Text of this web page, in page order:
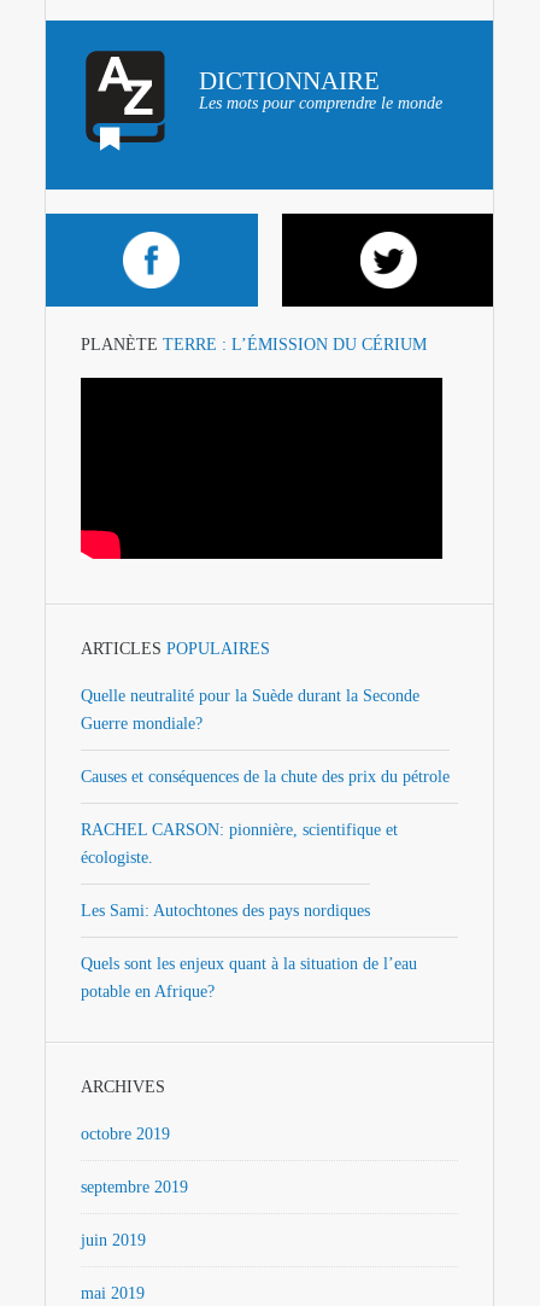
DICTIONNAIRE
Les mots pour comprendre le monde
PLANÈTE TERRE : L’ÉMISSION DU CÉRIUM
ARTICLES POPULAIRES
Quelle neutralité pour la Suède durant la Seconde
Guerre mondiale?
Causes et conséquences de la chute des prix du pétrole
RACHEL CARSON: pionnière, scientifique et
écologiste.
Les Sami: Autochtones des pays nordiques
Quels sont les enjeux quant à la situation de l’eau
potable en Afrique?
ARCHIVES
octobre 2019
septembre 2019
juin 2019
mai 2019